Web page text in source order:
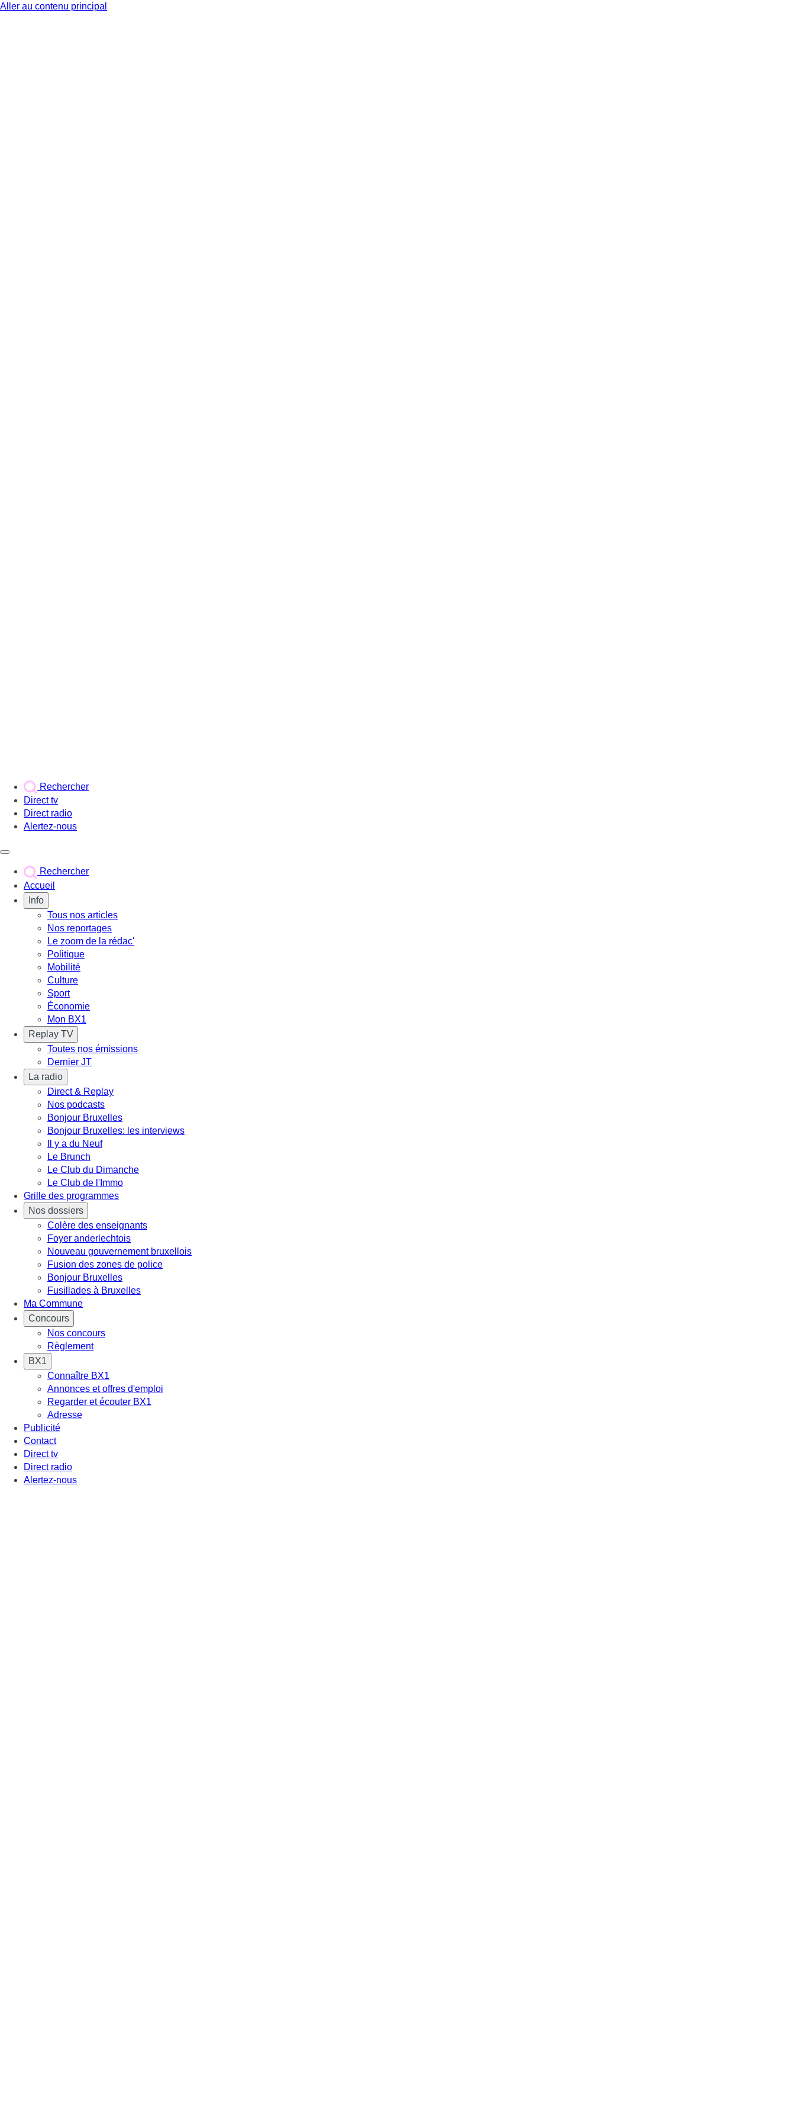
Aller au contenu principal
Rechercher
Direct tv
Direct radio
Alertez-nous
Rechercher
Accueil
Info
Tous nos articles
Nos reportages
Le zoom de la rédac'
Politique
Mobilité
Culture
Sport
Économie
Mon BX1
Replay TV
Toutes nos émissions
Dernier JT
La radio
Direct & Replay
Nos podcasts
Bonjour Bruxelles
Bonjour Bruxelles: les interviews
Il y a du Neuf
Le Brunch
Le Club du Dimanche
Le Club de l'Immo
Grille des programmes
Nos dossiers
Colère des enseignants
Foyer anderlechtois
Nouveau gouvernement bruxellois
Fusion des zones de police
Bonjour Bruxelles
Fusillades à Bruxelles
Ma Commune
Concours
Nos concours
Règlement
BX1
Connaître BX1
Annonces et offres d'emploi
Regarder et écouter BX1
Adresse
Publicité
Contact
Direct tv
Direct radio
Alertez-nous